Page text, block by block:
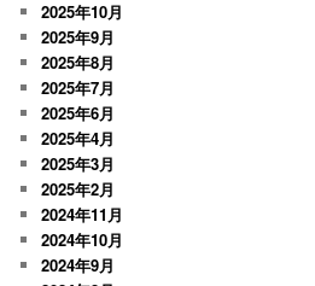
2025年10月
2025年9月
2025年8月
2025年7月
2025年6月
2025年4月
2025年3月
2025年2月
2024年11月
2024年10月
2024年9月